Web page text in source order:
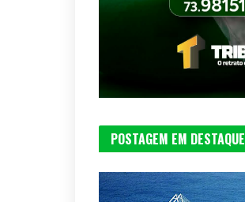
POSTAGEM EM DESTAQUE